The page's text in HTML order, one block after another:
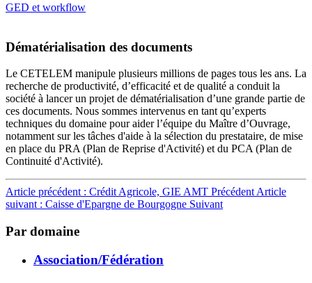
GED et workflow
Dématérialisation des documents
Le CETELEM manipule plusieurs millions de pages tous les ans. La
recherche de productivité, d’efficacité et de qualité a conduit la
société à lancer un projet de dématérialisation d’une grande partie de
ces documents. Nous sommes intervenus en tant qu’experts
techniques du domaine pour aider l’équipe du Maître d’Ouvrage,
notamment sur les tâches d'aide à la sélection du prestataire, de mise
en place du PRA (Plan de Reprise d'Activité) et du PCA (Plan de
Continuité d'Activité).
Article précédent : Crédit Agricole, GIE AMT Précédent Article
suivant : Caisse d'Epargne de Bourgogne Suivant
Par domaine
Association/Fédération